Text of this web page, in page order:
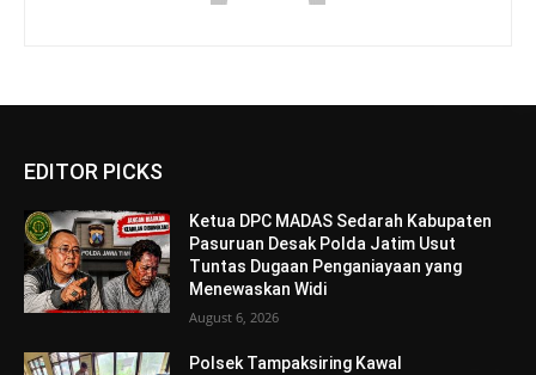
EDITOR PICKS
Ketua DPC MADAS Sedarah Kabupaten
Pasuruan Desak Polda Jatim Usut
Tuntas Dugaan Penganiayaan yang
Menewaskan Widi
August 6, 2026
Polsek Tampaksiring Kawal